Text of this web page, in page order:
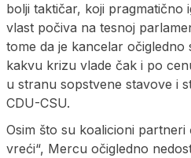
bolji taktičar, koji pragmatično
vlast počiva na tesnoj
tome da je kancelar očigledno
kakvu krizu vlade čak i po
u stranu sopstvene stavove i
CDU-CSU.
Osim što su koalicioni partneri
vreći“, Mercu očigledno